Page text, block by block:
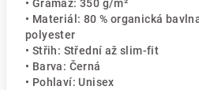
• Gramáž: 350 g/m²
• Materiál: 80 % organická
polyester
• Střih: Střední až slim-fit
• Barva: Černá
• Pohlaví: Unisex